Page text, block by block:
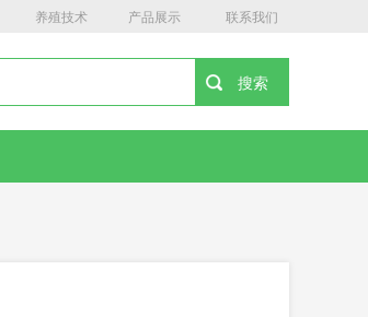
养殖技术 产品展示 联系我们